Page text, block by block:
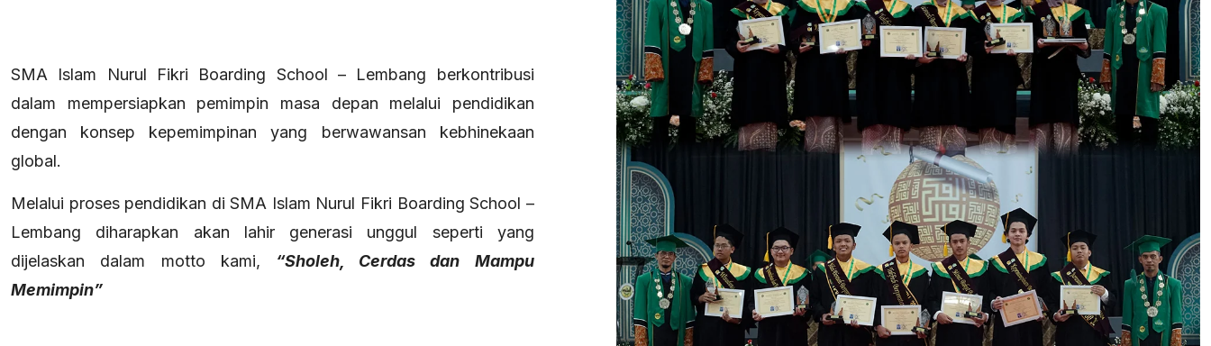
SMA Islam Nurul Fikri Boarding School – Lembang berkontribusi
dalam mempersiapkan pemimpin masa depan melalui pendidikan
dengan konsep kepemimpinan yang berwawansan kebhinekaan
global.
Melalui proses pendidikan di SMA Islam Nurul Fikri Boarding School –
Lembang diharapkan akan lahir generasi unggul seperti yang
dijelaskan dalam motto kami, “Sholeh, Cerdas dan Mampu
Memimpin”